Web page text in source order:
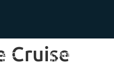
ABOUT
US
CONTACT
US
Cruise